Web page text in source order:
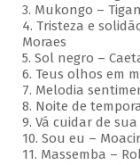
3. Mukongo –
4. Tristeza e
Moraes
5. Sol negro –
6. Teus olhos em
7. Melodia
8. Noite de
9. Vá cuidar de
10. Sou eu –
11. Massemba –